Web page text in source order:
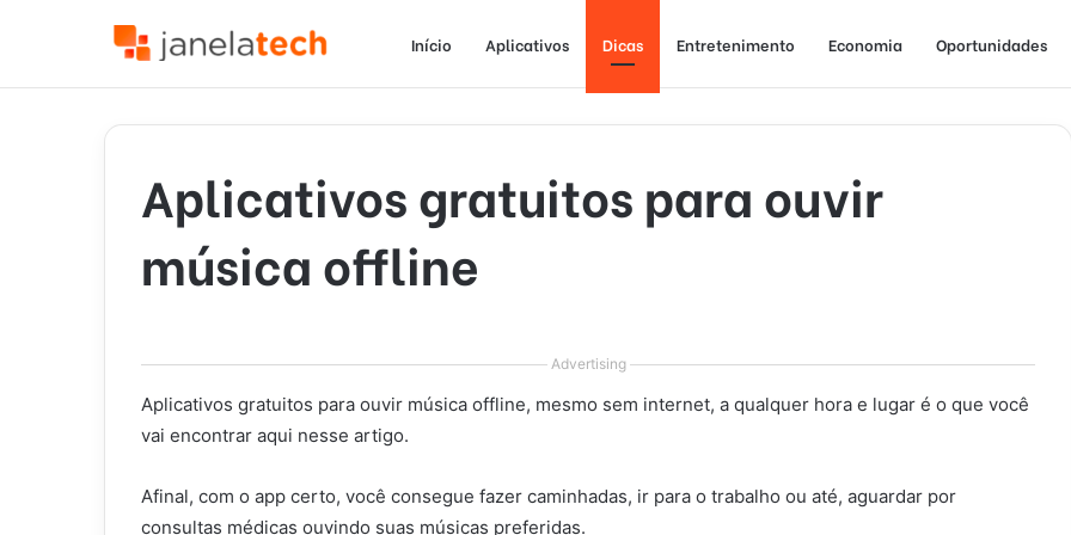
Início Aplicativos Dicas Entretenimento Economia Oportunidades
Aplicativos gratuitos para ouvir
música offline
Advertising
Aplicativos gratuitos para ouvir música offline, mesmo sem internet, a qualquer hora e lugar é o que você
vai encontrar aqui nesse artigo.
Afinal, com o app certo, você consegue fazer caminhadas, ir para o trabalho ou até, aguardar por
consultas médicas ouvindo suas músicas preferidas.